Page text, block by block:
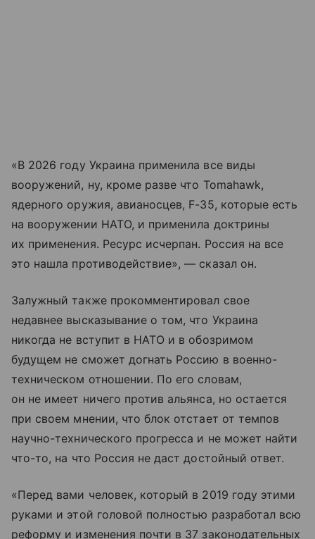
«В 2026 году Украина применила все виды
вооружений, ну, кроме разве что Tomahawk,
ядерного оружия, авианосцев, F-35, которые есть
на вооружении НАТО, и применила доктрины
их применения. Ресурс исчерпан. Россия на все
это нашла противодействие», — сказал он.
Залужный также прокомментировал свое
недавнее высказывание о том, что Украина
никогда не вступит в НАТО и в обозримом
будущем не сможет догнать Россию в военно-
техническом отношении. По его словам,
он не имеет ничего против альянса, но остается
при своем мнении, что блок отстает от темпов
научно-технического прогресса и не может найти
что-то, на что Россия не даст достойный ответ.
«Перед вами человек, который в 2019 году этими
руками и этой головой полностью разработал всю
реформу и изменения почти в 37 законодательных